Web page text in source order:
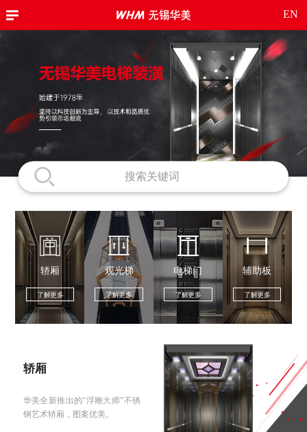
EN
轿厢
了解更多
观光梯
了解更多
电梯门
了解更多
辅助板
了解更多
轿厢
华美全新推出的“浮雕大师”不锈
钢艺术轿厢，图案优美。